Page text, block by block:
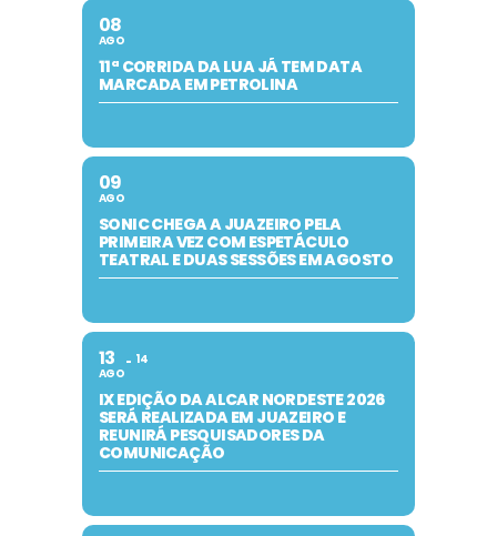
08
AGO
11ª CORRIDA DA LUA JÁ TEM DATA
MARCADA EM PETROLINA
09
AGO
SONIC CHEGA A JUAZEIRO PELA
PRIMEIRA VEZ COM ESPETÁCULO
TEATRAL E DUAS SESSÕES EM AGOSTO
13
AGO
14
IX EDIÇÃO DA ALCAR NORDESTE 2026
SERÁ REALIZADA EM JUAZEIRO E
REUNIRÁ PESQUISADORES DA
COMUNICAÇÃO